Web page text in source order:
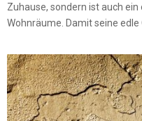
Zuhause, sondern ist auch
Wohnräume. Damit seine edle